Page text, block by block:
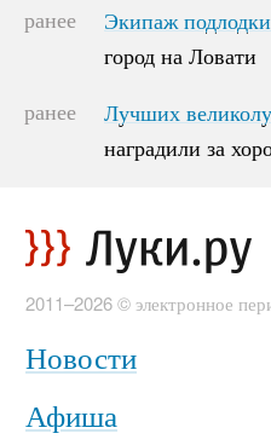
ранее
Экипаж
город на Ловати
Экипаж
город на Ловати
ранее
Лучших
наградили за
Лучших
наградили за
2011–2026 © электронное
Новости
Афиша